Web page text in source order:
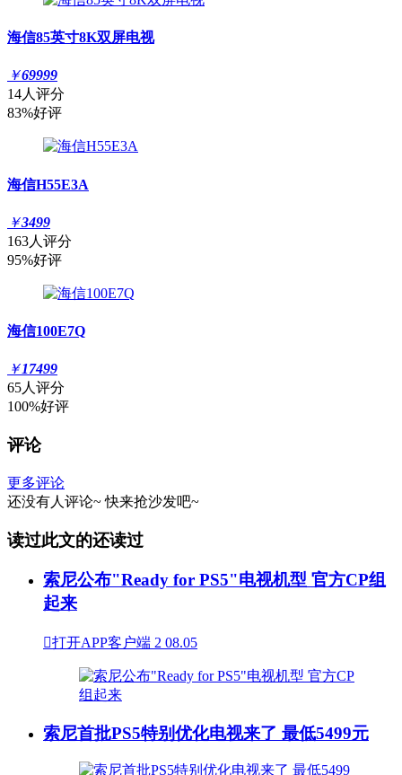
海信85英寸8K双屏电视
￥69999
14人评分
83%好评
海信H55E3A
￥3499
163人评分
95%好评
海信100E7Q
￥17499
65人评分
100%好评
评论
更多评论
还没有人评论~ 快来抢沙发吧~
读过此文的还读过
索尼公布"Ready for PS5"电视机型 官方CP组
起来
打开APP客户端 2 08.05
索尼首批PS5特别优化电视来了 最低5499元